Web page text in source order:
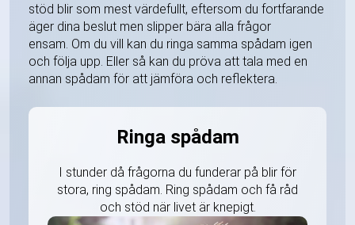
stöd blir som mest värdefullt, eftersom du fortfarande
äger dina beslut men slipper bära alla frågor
ensam. Om du vill kan du ringa samma spådam igen
och följa upp. Eller så kan du pröva att tala med en
annan spådam för att jämföra och reflektera.
Ringa spådam
I stunder då frågorna du funderar på blir för
stora, ring spådam. Ring spådam och få råd
och stöd när livet är knepigt.